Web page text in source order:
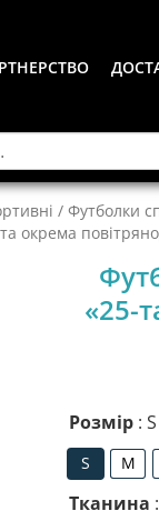
/ Футболки
окрема
«25-
Розмір : S
S
S
M
M
Тканина